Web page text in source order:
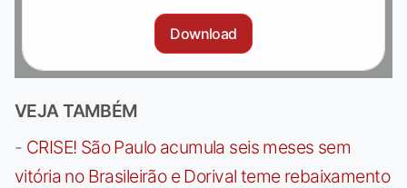
Download
VEJA TAMBÉM
- CRISE! São Paulo acumula seis meses sem
vitória no Brasileirão e Dorival teme rebaixamento